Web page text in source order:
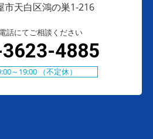
市天白区鴻の巣1-216
話にてご相談ください
4885
～19:00 （不定休）